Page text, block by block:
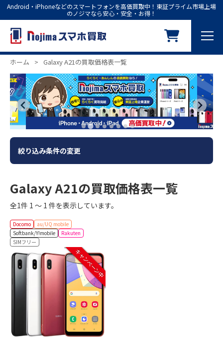
Android・iPhoneなどのスマートフォンを高価買取中！東証プライム市場上場
のノジマなら安心・安全・お得！
ホーム > Galaxy A21の買取価格表一覧
絞り込み条件の変更
Galaxy A21の買取価格表一覧
全1件 1 ～ 1 件を表示しています。
Docomo
au/UQ mobile
Softbank/Y!mobile
Rakuten
SIMフリー
キャンペーン中